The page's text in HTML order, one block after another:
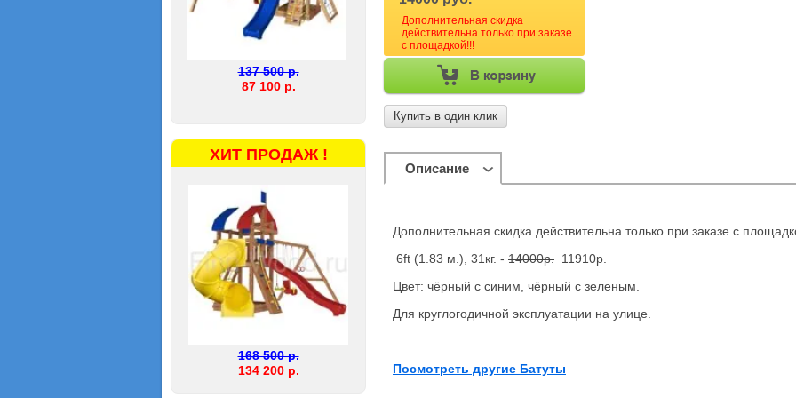
137 500 р.
87 100 р.
ХИТ ПРОДАЖ !
168 500 р.
134 200 р.
Дополнительная скидка
действительна только при заказе
с площадкой!!!
Купить в один клик
Описание
Дополнительная скидка действительна только при заказе с
6ft (1.83 м.), 31кг. - 14000р. 11910р.
Цвет: чёрный с синим, чёрный с зеленым.
Для круглогодичной эксплуатации на улице.
Посмотреть другие Батуты